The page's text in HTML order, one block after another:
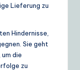
Lieferung zu
Hindernisse,
Sie geht
die
zu